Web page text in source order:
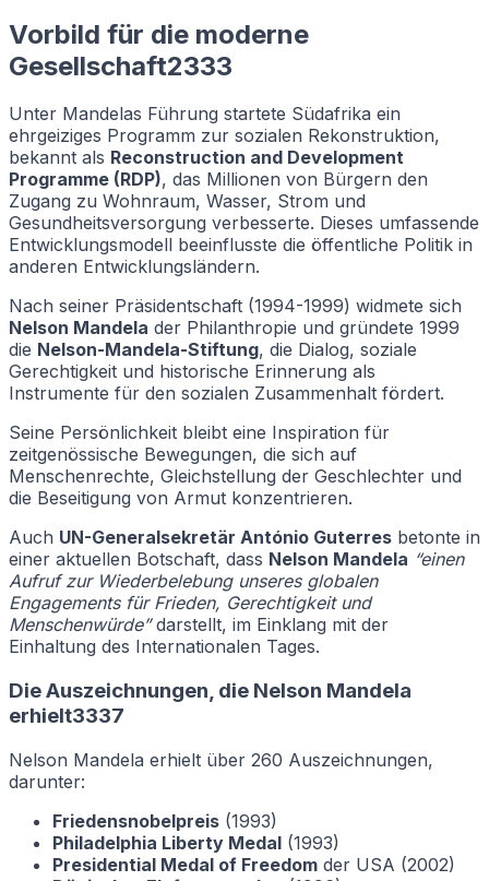
Vorbild für die moderne
Gesellschaft2333
Unter Mandelas Führung startete Südafrika ein
ehrgeiziges Programm zur sozialen Rekonstruktion,
bekannt als Reconstruction and Development
Programme (RDP), das Millionen von Bürgern den
Zugang zu Wohnraum, Wasser, Strom und
Gesundheitsversorgung verbesserte. Dieses umfassende
Entwicklungsmodell beeinflusste die öffentliche Politik in
anderen Entwicklungsländern.
Nach seiner Präsidentschaft (1994-1999) widmete sich
Nelson Mandela der Philanthropie und gründete 1999
die Nelson-Mandela-Stiftung, die Dialog, soziale
Gerechtigkeit und historische Erinnerung als
Instrumente für den sozialen Zusammenhalt fördert.
Seine Persönlichkeit bleibt eine Inspiration für
zeitgenössische Bewegungen, die sich auf
Menschenrechte, Gleichstellung der Geschlechter und
die Beseitigung von Armut konzentrieren.
Auch UN-Generalsekretär António Guterres betonte in
einer aktuellen Botschaft, dass Nelson Mandela “einen
Aufruf zur Wiederbelebung unseres globalen
Engagements für Frieden, Gerechtigkeit und
Menschenwürde”darstellt, im Einklang mit der
Einhaltung des Internationalen Tages.
Die Auszeichnungen, die Nelson Mandela
erhielt3337
Nelson Mandela erhielt über 260 Auszeichnungen,
darunter:
Friedensnobelpreis (1993)
Philadelphia Liberty Medal (1993)
Presidential Medal of Freedom der USA (2002)